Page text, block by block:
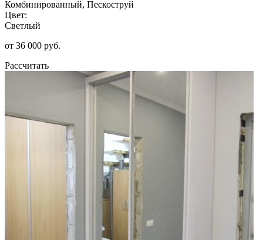
Комбинированный, Пескоструй
Цвет:
Светлый
от 36 000 руб.
Рассчитать